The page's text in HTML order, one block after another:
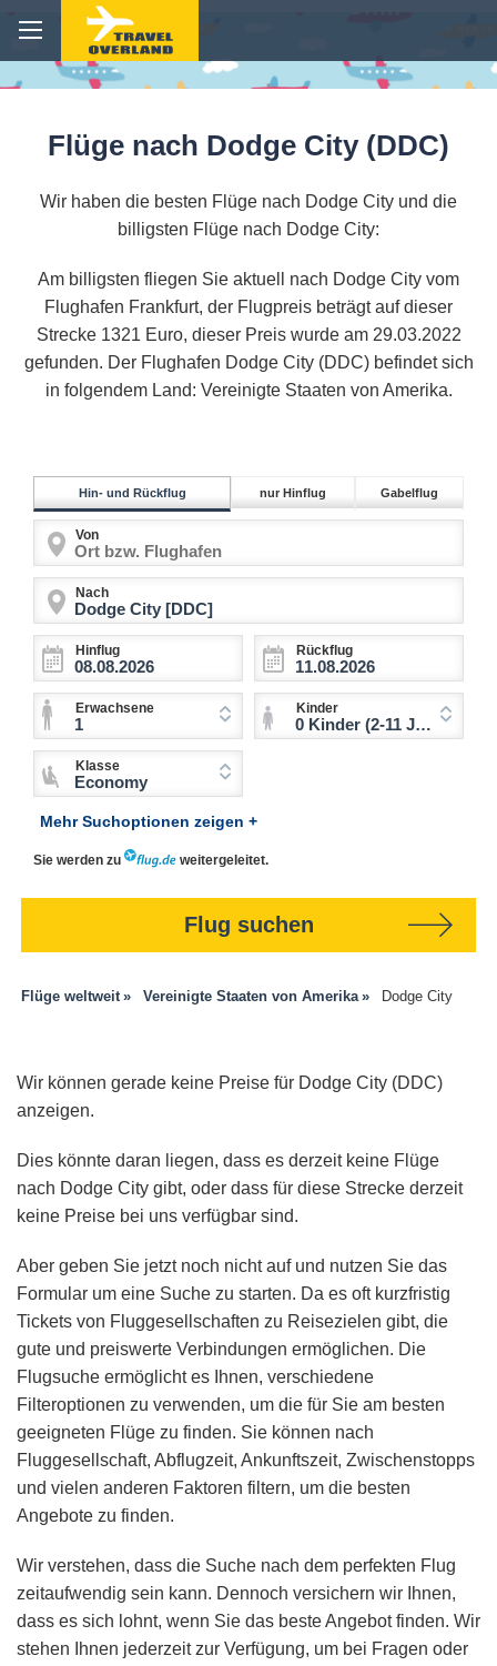
Flüge nach Dodge City (DDC)
Wir haben die besten Flüge nach Dodge City und die
billigsten Flüge nach Dodge City:
Am billigsten fliegen Sie aktuell nach Dodge City vom
Flughafen Frankfurt, der Flugpreis beträgt auf dieser
Strecke 1321 Euro, dieser Preis wurde am 29.03.2022
gefunden. Der Flughafen Dodge City (DDC) befindet sich
in folgendem Land: Vereinigte Staaten von Amerika.
Hin- und Rückflug nur Hinflug Gabelflug
Von
Nach
Hinflug Rückflug
Erwachsene
1
Kinder
0 Kinder (2-11 Jahre)
Klasse
Economy
Mehr Suchoptionen zeigen +
Sie werden zu weitergeleitet.
Flug suchen
Flüge weltweit Vereinigte Staaten von Amerika Dodge City
Wir können gerade keine Preise für Dodge City (DDC)
anzeigen.
Dies könnte daran liegen, dass es derzeit keine Flüge
nach Dodge City gibt, oder dass für diese Strecke derzeit
keine Preise bei uns verfügbar sind.
Aber geben Sie jetzt noch nicht auf und nutzen Sie das
Formular um eine Suche zu starten. Da es oft kurzfristig
Tickets von Fluggesellschaften zu Reisezielen gibt, die
gute und preiswerte Verbindungen ermöglichen. Die
Flugsuche ermöglicht es Ihnen, verschiedene
Filteroptionen zu verwenden, um die für Sie am besten
geeigneten Flüge zu finden. Sie können nach
Fluggesellschaft, Abflugzeit, Ankunftszeit, Zwischenstopps
und vielen anderen Faktoren filtern, um die besten
Angebote zu finden.
Wir verstehen, dass die Suche nach dem perfekten Flug
zeitaufwendig sein kann. Dennoch versichern wir Ihnen,
dass es sich lohnt, wenn Sie das beste Angebot finden. Wir
stehen Ihnen jederzeit zur Verfügung, um bei Fragen oder